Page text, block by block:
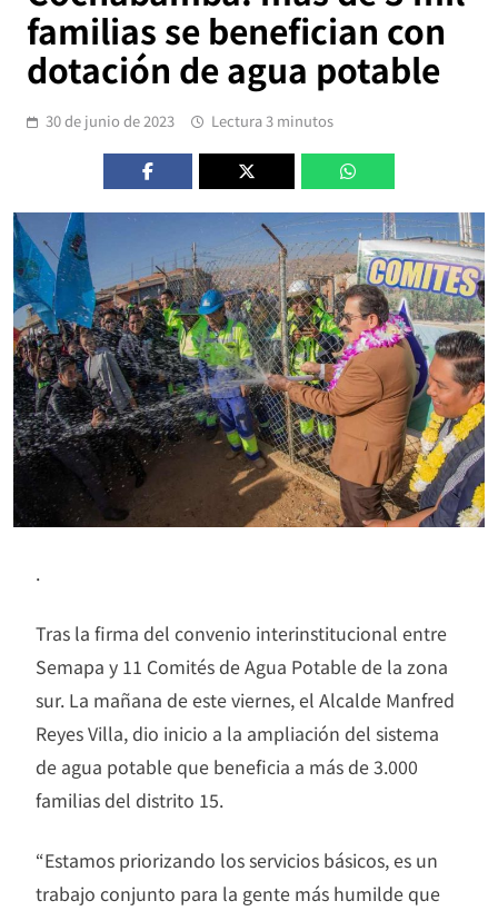
familias se benefician con
dotación de agua potable
30 de junio de 2023 Lectura 3 minutos
.
Tras la firma del convenio interinstitucional entre
Semapa y 11 Comités de Agua Potable de la zona
sur. La mañana de este viernes, el Alcalde Manfred
Reyes Villa, dio inicio a la ampliación del sistema
de agua potable que beneficia a más de 3.000
familias del distrito 15.
“Estamos priorizando los servicios básicos, es un
trabajo conjunto para la gente más humilde que